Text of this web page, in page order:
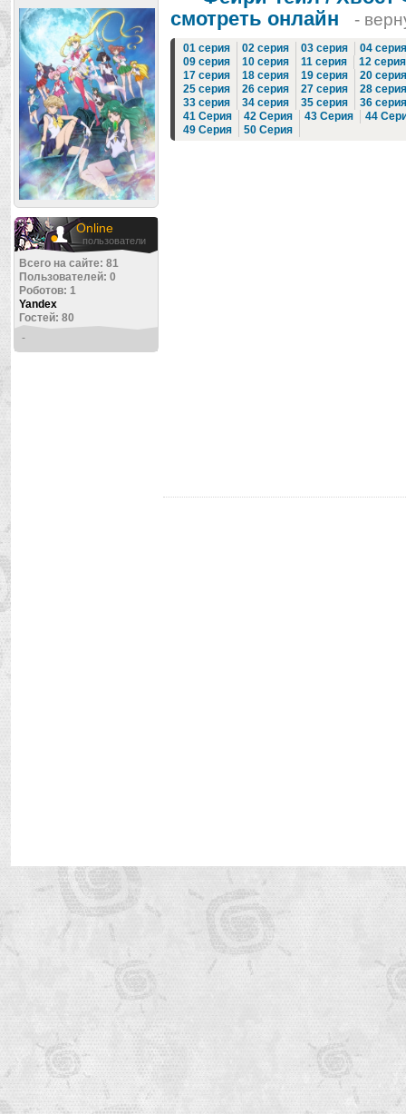
Online
пользователи
Всего на сайте: 81
Пользователей: 0
Роботов: 1
Yandex
Гостей: 80
-
смотреть онлайн
-
01 серия 02 серия 03 серия
04 серия
09 серия
10 серия 11 серия
12 серия
17 серия
18 серия 19 серия
20 серия
25 серия
26 серия 27 серия
28 серия
33 серия
34 серия 35 серия
36 серия
41 Серия
42 Серия 43 Серия
44
49 Серия
50 Серия